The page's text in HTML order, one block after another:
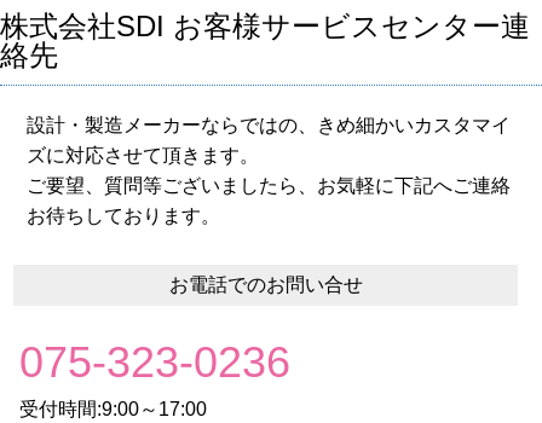
株式会社SDI お客様サービスセンター連
絡先
設計・製造メーカーならではの、きめ細かいカスタマイ
ズに対応させて頂きます。
ご要望、質問等ございましたら、お気軽に下記へご連絡
お待ちしております。
お電話でのお問い合せ
075-323-0236
受付時間:9:00～17:00